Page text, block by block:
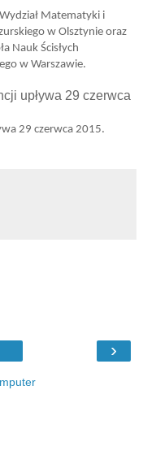
Matematyki i
w Olsztynie oraz
Nauk Ścisłych
w Warszawie.
upływa 29 czerwca
29 czerwca 2015.
›